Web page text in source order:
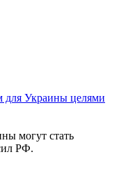
Украины целями
могут стать
РФ.